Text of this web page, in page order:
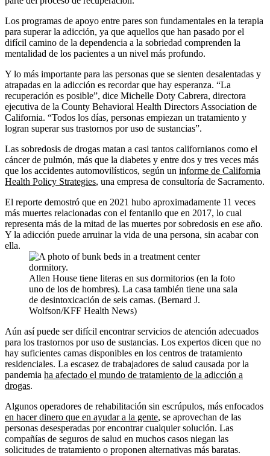
Los programas de apoyo entre pares son fundamentales en la terapia
para superar la adicción, ya que aquellos que han pasado por el
difícil camino de la dependencia a la sobriedad comprenden la
mentalidad de los pacientes a un nivel más profundo.
Y lo más importante para las personas que se sienten desalentadas y
atrapadas en la adicción es recordar que hay esperanza. “La
recuperación es posible”, dice Michelle Doty Cabrera, directora
ejecutiva de la County Behavioral Health Directors Association de
California. “Todos los días, personas empiezan un tratamiento y
logran superar sus trastornos por uso de sustancias”.
Las sobredosis de drogas matan a casi tantos californianos como el
cáncer de pulmón, más que la diabetes y entre dos y tres veces más
que los accidentes automovilísticos, según un informe de California
Health Policy Strategies, una empresa de consultoría de Sacramento.
El reporte demostró que en 2021 hubo aproximadamente 11 veces
más muertes relacionadas con el fentanilo que en 2017, lo cual
representa más de la mitad de las muertes por sobredosis en ese año.
Y la adicción puede arruinar la vida de una persona, sin acabar con
ella.
Allen House tiene literas en sus dormitorios (en la foto
uno de los de hombres). La casa también tiene una sala
de desintoxicación de seis camas. (Bernard J.
Wolfson/KFF Health News)
Aún así puede ser difícil encontrar servicios de atención adecuados
para los trastornos por uso de sustancias. Los expertos dicen que no
hay suficientes camas disponibles en los centros de tratamiento
residenciales. La escasez de trabajadores de salud causada por la
pandemia ha afectado el mundo de tratamiento de la adicción a
drogas.
Algunos operadores de rehabilitación sin escrúpulos, más enfocados
en hacer dinero que en ayudar a la gente, se aprovechan de las
personas desesperadas por encontrar cualquier solución. Las
compañías de seguros de salud en muchos casos niegan las
solicitudes de tratamiento o proponen alternativas más baratas.